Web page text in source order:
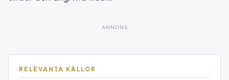
ANNONS
RELEVANTA KÄLLOR